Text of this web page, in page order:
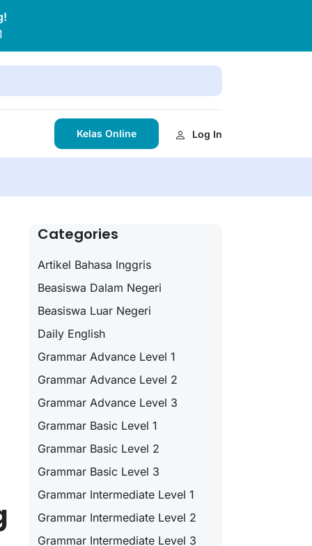
Kelas Online Log In
Categories
Artikel Bahasa Inggris
Beasiswa Dalam Negeri
Beasiswa Luar Negeri
Daily English
Grammar Advance Level 1
Grammar Advance Level 2
Grammar Advance Level 3
Grammar Basic Level 1
Grammar Basic Level 2
Grammar Basic Level 3
Grammar Intermediate Level 1
Grammar Intermediate Level 2
Grammar Intermediate Level 3